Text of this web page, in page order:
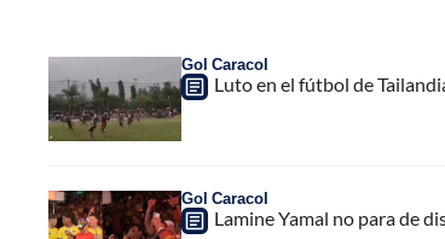
Gol Caracol
Luto en el fútbol de
Gol Caracol
Lamine Yamal no para de